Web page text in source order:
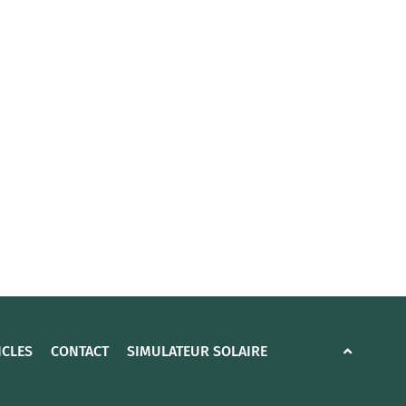
CONTACT SIMULATEUR SOLAIRE